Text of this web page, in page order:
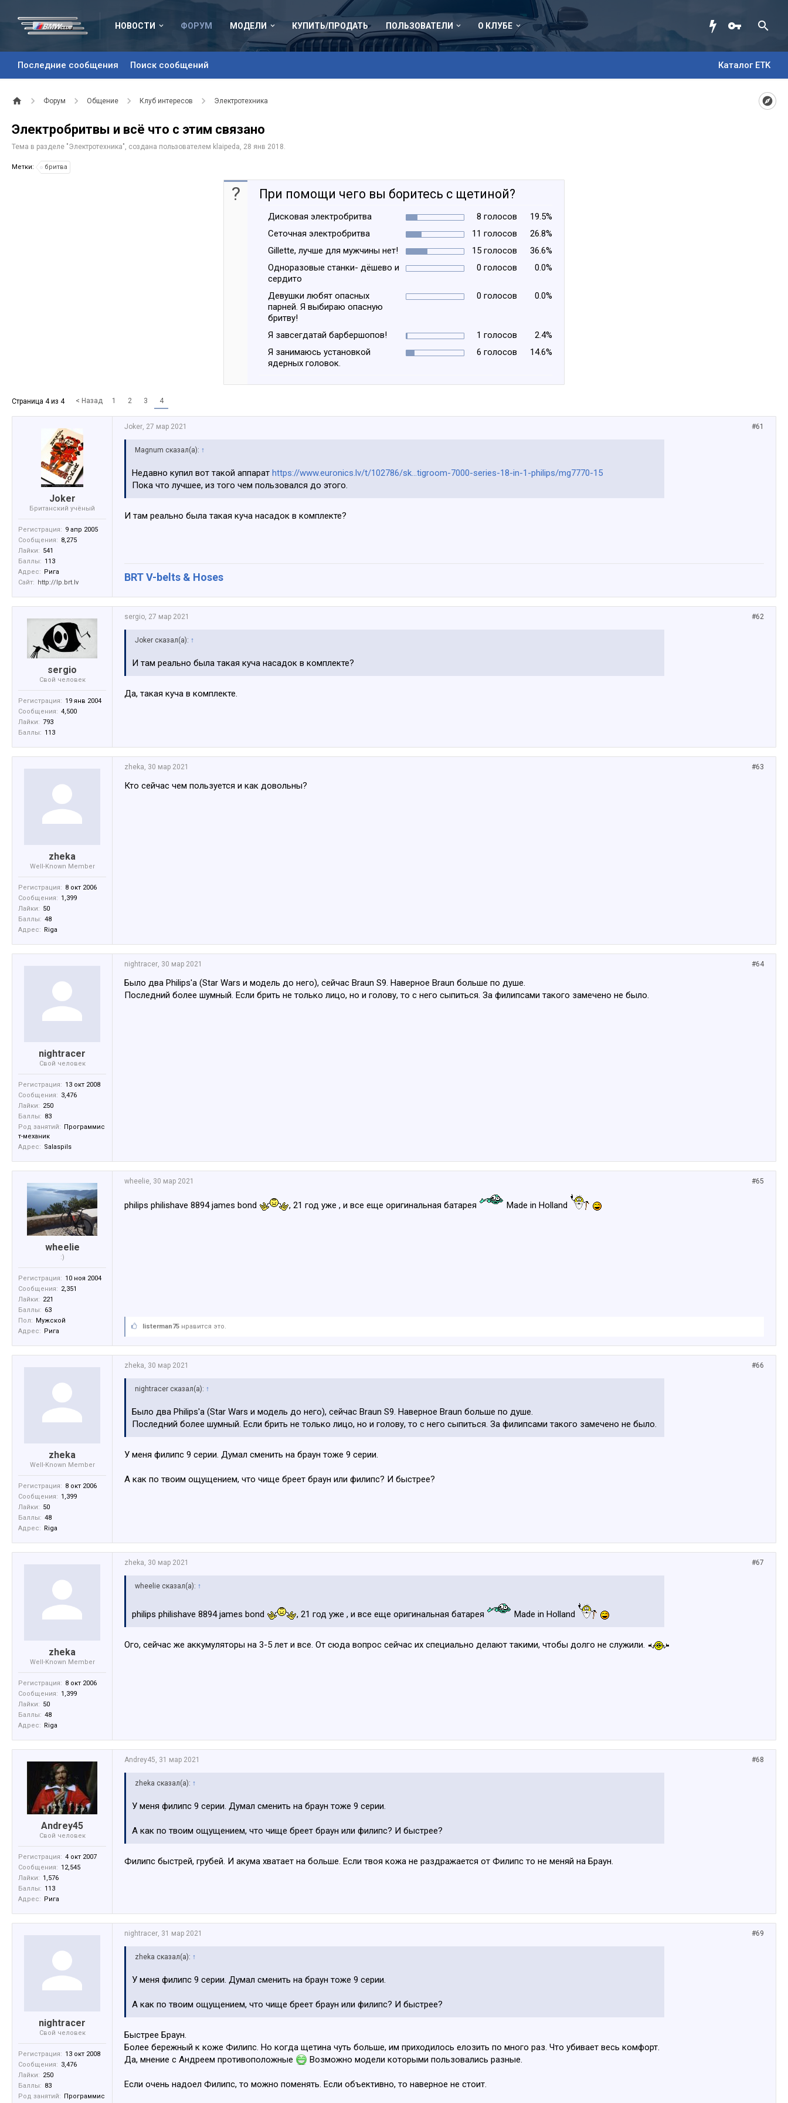
НОВОСТИ ФОРУМ
Последние сообщения Поиск сообщений Каталог ETK
МОДЕЛИ КУПИТЬ/ПРОДАТЬ ПОЛЬЗОВАТЕЛИ О КЛУБЕ
Форум Общение Клуб интересов Электротехника
Электробритвы и всё что с этим связано
Тема в разделе "Электротехника", создана пользователем klaipeda, 28 янв 2018.
Метки: бритва
? При помощи чего вы боритесь с щетиной?
Дисковая электробритва 8 голосов
19.5%
Сеточная электробритва
11 голосов
26.8%
Gillette, лучше для мужчины нет!
15 голосов
36.6%
Одноразовые станки- дёшево и
сердито
0 голосов 0.0%
Девушки любят опасных
парней. Я выбираю опасную
бритву!
0 голосов 0.0%
Я завсегдатай барбершопов! 1 голосов
2.4%
Я занимаюсь установкой
ядерных головок.
6 голосов 14.6%
Страница 4 из 4 < Назад 1 2 3 4
Joker
Британский учёный
Регистрация: 9 апр 2005
Сообщения: 8,275
Лайки: 541
Баллы: 113
Адрес: Рига
Сайт: http://lp.brt.lv
#61
Joker, 27 мар 2021
Magnum сказал(а): ↑
Недавно купил вот такой аппарат https://www.euronics.lv/t/102786/sk...tigroom-7000-series-18-in-1-philips/mg7770-15
Пока что лучшее, из того чем пользовался до этого.
И там реально была такая куча насадок в комплекте?
BRT V-belts & Hoses
sergio
Свой человек
Регистрация: 19 янв 2004
Сообщения: 4,500
Лайки: 793
Баллы: 113
#62
sergio, 27 мар 2021
Joker сказал(а): ↑
И там реально была такая куча насадок в комплекте?
Да, такая куча в комплекте.
zheka
Well-Known Member
Регистрация: 8 окт 2006
Сообщения: 1,399
Лайки: 50
Баллы: 48
Адрес: Riga
#63
zheka, 30 мар 2021
Кто сейчас чем пользуется и как довольны?
nightracer
Свой человек
Регистрация: 13 окт 2008
Сообщения: 3,476
Лайки: 250
Баллы: 83
Род занятий: Программис
т-механик
Адрес: Salaspils
#64
nightracer, 30 мар 2021
Было два Philips'a (Star Wars и модель до него), сейчас Braun S9. Наверное Braun больше по душе.
Последний более шумный. Если брить не только лицо, но и голову, то с него сыпиться. За филипсами такого замечено не было.
wheelie
:)
Регистрация: 10 ноя 2004
Сообщения: 2,351
Лайки: 221
Баллы: 63
Пол: Мужской
Адрес: Рига
#65
wheelie, 30 мар 2021
philips philishave 8894 james bond , 21 год уже , и все еще оригинальная батарея Made in Holland
listerman75 нравится это.
zheka
Well-Known Member
Регистрация: 8 окт 2006
Сообщения: 1,399
Лайки: 50
Баллы: 48
Адрес: Riga
#66
zheka, 30 мар 2021
nightracer сказал(а): ↑
Было два Philips'a (Star Wars и модель до него), сейчас Braun S9. Наверное Braun больше по душе.
Последний более шумный. Если брить не только лицо, но и голову, то с него сыпиться. За филипсами такого замечено не было.
У меня филипс 9 серии. Думал сменить на браун тоже 9 серии.
А как по твоим ощущением, что чище бреет браун или филипс? И быстрее?
zheka
Well-Known Member
Регистрация: 8 окт 2006
Сообщения: 1,399
Лайки: 50
Баллы: 48
Адрес: Riga
#67
zheka, 30 мар 2021
wheelie сказал(а): ↑
philips philishave 8894 james bond , 21 год уже , и все еще оригинальная батарея Made in Holland
Ого, сейчас же аккумуляторы на 3-5 лет и все. От сюда вопрос сейчас их специально делают такими, чтобы долго не служили.
Andrey45
Свой человек
Регистрация: 4 окт 2007
Сообщения: 12,545
Лайки: 1,576
Баллы: 113
Адрес: Рига
#68
Andrey45, 31 мар 2021
zheka сказал(а): ↑
У меня филипс 9 серии. Думал сменить на браун тоже 9 серии.
А как по твоим ощущением, что чище бреет браун или филипс? И быстрее?
Филипс быстрей, грубей. И акума хватает на больше. Если твоя кожа не раздражается от Филипс то не меняй на Браун.
nightracer
Свой человек
Регистрация: 13 окт 2008
Сообщения: 3,476
Лайки: 250
Баллы: 83
Род занятий: Программис
#69
nightracer, 31 мар 2021
zheka сказал(а): ↑
У меня филипс 9 серии. Думал сменить на браун тоже 9 серии.
А как по твоим ощущением, что чище бреет браун или филипс? И быстрее?
Быстрее Браун.
Более бережный к коже Филипс. Но когда щетина чуть больше, им приходилось елозить по много раз. Что убивает весь комфорт.
Да, мнение с Андреем противоположные
Возможно модели которыми пользовались разные.
Если очень надоел Филипс, то можно поменять. Если объективно, то наверное не стоит.